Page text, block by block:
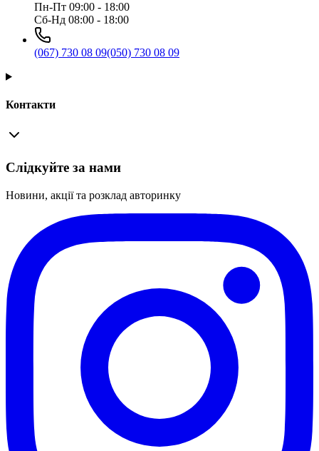
Пн-Пт 09:00 - 18:00
Сб-Нд 08:00 - 18:00
(067) 730 08 09(050) 730 08 09
Контакти
Слідкуйте за нами
Новини, акції та розклад авторинку